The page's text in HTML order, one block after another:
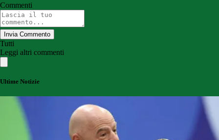
Commenti
Invia Commento
Tutti
Leggi altri commenti
Ultime Notizie